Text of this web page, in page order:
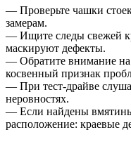
— Проверьте чашки
замерам.
— Ищите следы свежей
маскируют дефекты.
— Обратите внимание
косвенный признак
— При тест-драйве
неровностях.
— Если найдены
расположение: краевые